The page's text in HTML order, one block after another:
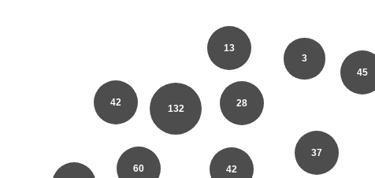
45
37
132
60 42
28
42
13
3